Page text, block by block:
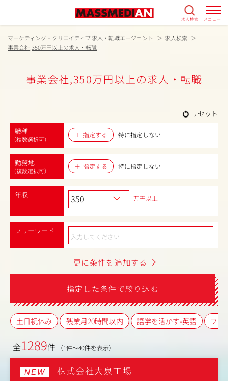
求人検索 メニュー
マーケティング・クリエイティブ 求人・転職エージェント
求人検索
事業会社,350万円以上の求人・転職
事業会社,350万円以上の求人・転職
リセット
職種
（複数選択可）
指定する 特に指定しない
勤務地
（複数選択可）
指定する 特に指定しない
年収 万円以上
フリーワード
更に条件を追加する
指定した条件で絞り込む
土日祝休み 残業月20時間以内 語学を活かす-英語 フレ
全1289件 （1件～40件を表示）
NEW 株式会社大泉工場